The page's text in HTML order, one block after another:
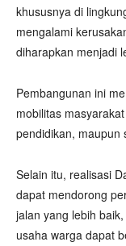
khususnya di
mengalami
diharapkan menjadi
Pembangunan ini
mobilitas
pendidikan, maupun
Selain itu, realisasi
dapat mendorong
jalan yang lebih
usaha warga dapat